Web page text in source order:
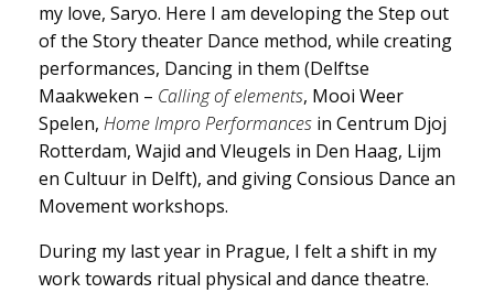
my love, Saryo. Here I am developing the Step out
of the Story theater Dance method, while creating
performances, Dancing in them (Delftse
Maakweken – Calling of elements, Mooi Weer
Spelen, Home Impro Performances in Centrum Djoj
Rotterdam, Wajid and Vleugels in Den Haag, Lijm
en Cultuur in Delft), and giving Consious Dance an
Movement workshops.
During my last year in Prague, I felt a shift in my
work towards ritual physical and dance theatre.